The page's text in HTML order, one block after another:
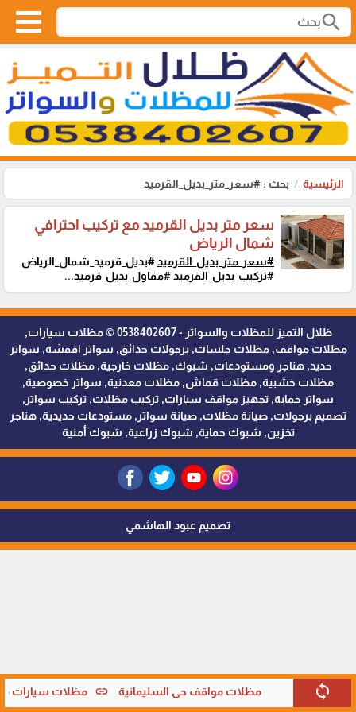
search
الرئيسية بحث : #سعر_متر_بديل_القرميد
sync مظلات مواقف حي السليمانية link مظلات سيارات
سعر متر بديل القرميد مع تركيب احترافي
شمال الرياض
#سعر_متر_بديل_القرميد#بديل_قرميد_شمال_الرياض
#تركيب_بديل_القرميد #مقاول_بديل_قرميد...
ظلال التميز للمظلات والسواتر - 0538402607 © مظلات سيارات,
مظلات مواقف, مظلات جلسات, برجولات حدائق, سواتر اقمشة, سواتر
حديد, هناجر ومستودعات, شبوك, مظلات خارجية, مظلات حدائق,
مظلات خشبية, مظلات قماش, مظلات معدنية, سواتر خصوصية,
سواتر حماية, تجهيز مواقف سيارات, تركيب مظلات, تركيب سواتر,
تصميم برجولات, صيانة مظلات, صيانة سواتر, مستودعات حديدية, هناجر
تخزين, شبوك حماية, شبوك زراعية, شبوك أمنية
تصميم عبود الهاشمي